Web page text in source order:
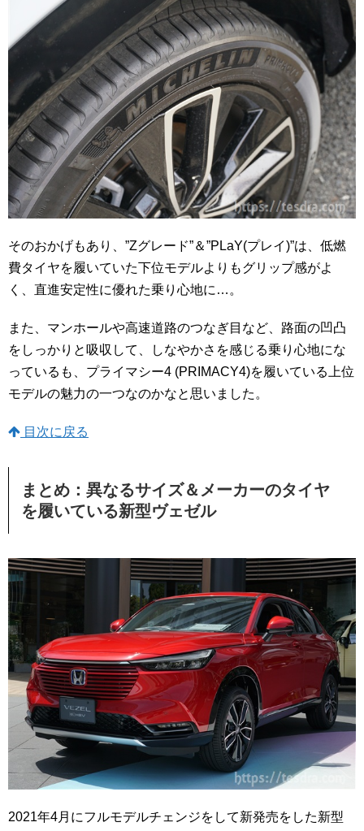
そのおかげもあり、”Zグレード”＆”PLaY(プレイ)”は、低燃
費タイヤを履いていた下位モデルよりもグリップ感がよ
く、直進安定性に優れた乗り心地に…。
また、マンホールや高速道路のつなぎ目など、路面の凹凸
をしっかりと吸収して、しなやかさを感じる乗り心地にな
っているも、プライマシー4 (PRIMACY4)を履いている上位
モデルの魅力の一つなのかなと思いました。
目次に戻る
まとめ：異なるサイズ＆メーカーのタイヤ
を履いている新型ヴェゼル
2021年4月にフルモデルチェンジをして新発売をした新型